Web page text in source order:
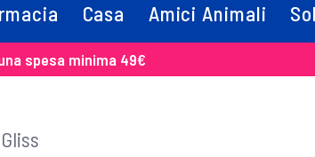
Casa Amici Animali
spesa minima 49€
Gliss